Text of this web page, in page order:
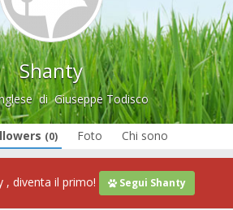
Shanty
diGiuseppe Todisco
(0) Foto Chi sono
, diventa il primo! Segui Shanty